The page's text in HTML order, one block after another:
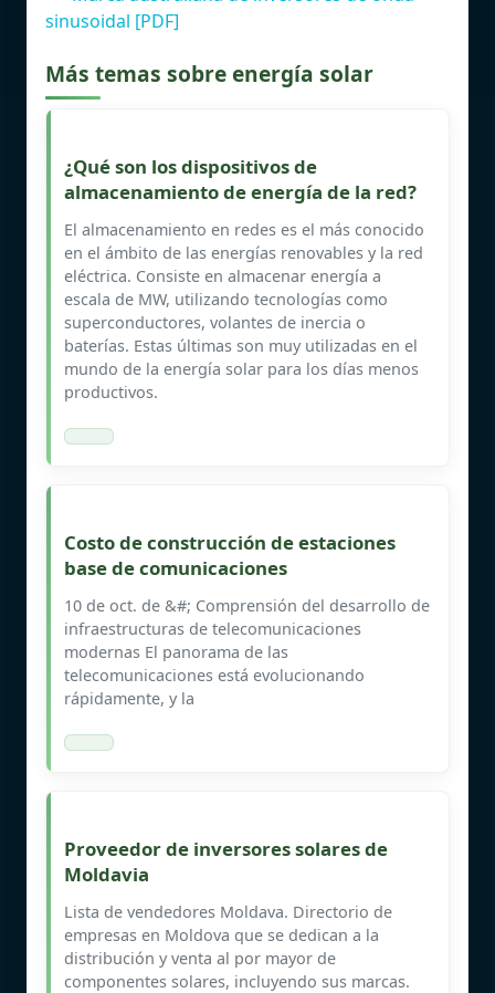
sinusoidal [PDF]
Más temas sobre energía solar
¿Qué son los dispositivos de
almacenamiento de energía de la red?
El almacenamiento en redes es el más conocido
en el ámbito de las energías renovables y la red
eléctrica. Consiste en almacenar energía a
escala de MW, utilizando tecnologías como
superconductores, volantes de inercia o
baterías. Estas últimas son muy utilizadas en el
mundo de la energía solar para los días menos
productivos.
Costo de construcción de estaciones
base de comunicaciones
10 de oct. de &#; Comprensión del desarrollo de
infraestructuras de telecomunicaciones
modernas El panorama de las
telecomunicaciones está evolucionando
rápidamente, y la
Proveedor de inversores solares de
Moldavia
Lista de vendedores Moldava. Directorio de
empresas en Moldova que se dedican a la
distribución y venta al por mayor de
componentes solares, incluyendo sus marcas.